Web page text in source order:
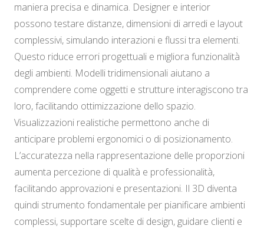
maniera precisa e dinamica. Designer e interior
possono testare distanze, dimensioni di arredi e layout
complessivi, simulando interazioni e flussi tra elementi.
Questo riduce errori progettuali e migliora funzionalità
degli ambienti. Modelli tridimensionali aiutano a
comprendere come oggetti e strutture interagiscono tra
loro, facilitando ottimizzazione dello spazio.
Visualizzazioni realistiche permettono anche di
anticipare problemi ergonomici o di posizionamento.
L’accuratezza nella rappresentazione delle proporzioni
aumenta percezione di qualità e professionalità,
facilitando approvazioni e presentazioni. Il 3D diventa
quindi strumento fondamentale per pianificare ambienti
complessi, supportare scelte di design, guidare clienti e